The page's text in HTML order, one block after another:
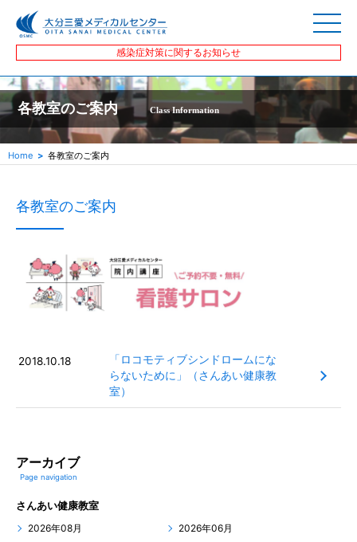
感染症対策に関するお知らせ
各教室のご案内 Class Information
Home 各教室のご案内
各教室のご案内
2018.10.18
「ロコモティブシンドロームにな
らないために」（さんあい健康教
室）
アーカイブ
Page navigation
さんあい健康教室
2026年08月
2026年06月